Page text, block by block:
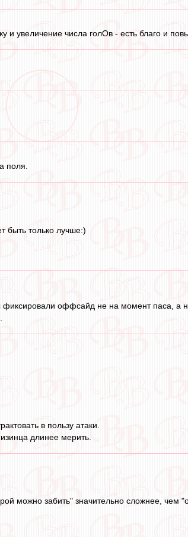
и увеличение числа голОв - есть благо и
поля.
быть только лучше:)
оффсайд не на момент паса, а
в пользу атаки.
длинее мерить.
можно забить" значительно сложнее, чем